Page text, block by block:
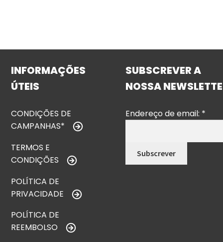
INFORMAÇÕES
ÚTEIS
CONDIÇÕES DE
CAMPANHAS*
TERMOS E
CONDIÇÕES
POLÍTICA DE
PRIVACIDADE
POLÍTICA DE
REEMBOLSO
SUBSCREVER A
NOSSA
Endereço de email: *